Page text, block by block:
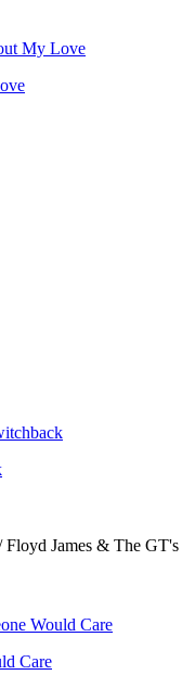
James & The GT's
Care